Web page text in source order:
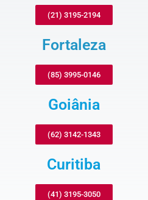
(21) 3195-2194
Fortaleza
(85) 3995-0146
Goiânia
(62) 3142-1343
Curitiba
(41) 3195-3050